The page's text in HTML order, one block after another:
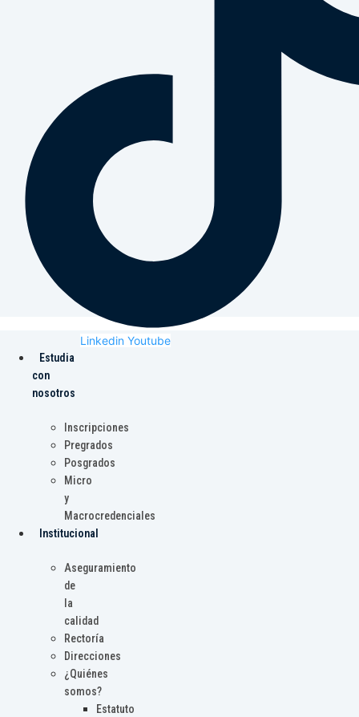
Linkedin Youtube
Estudia
con
nosotros
Inscripciones
Pregrados
Posgrados
Micro
y
Macrocredenciales
Institucional
Aseguramiento
de
la
calidad
Rectoría
Direcciones
¿Quiénes
somos?
Estatuto